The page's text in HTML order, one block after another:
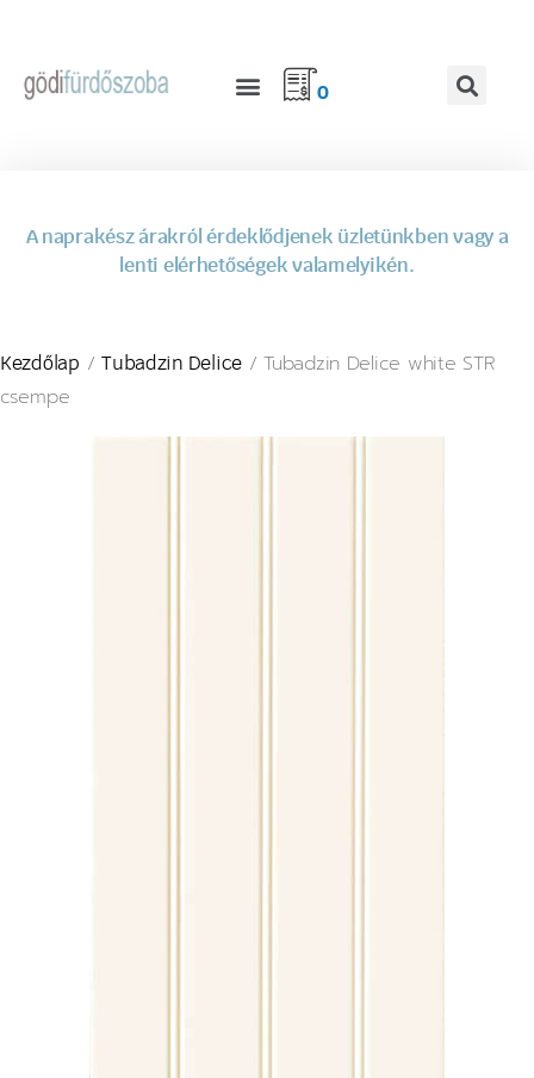
0
A naprakész árakról érdeklődjenek üzletünkben vagy a
lenti elérhetőségek valamelyikén.
Kezdőlap /Tubadzin Delice / Tubadzin Delice white STR
csempe